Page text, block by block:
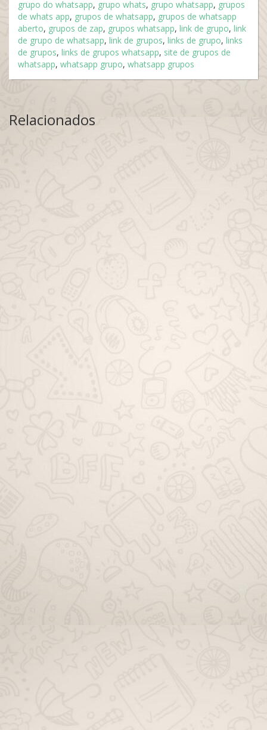
grupo do whatsapp, grupo whats, grupo whatsapp, grupos
de whats app, grupos de whatsapp, grupos de whatsapp
aberto, grupos de zap, grupos whatsapp, link de grupo, link
de grupo de whatsapp, link de grupos, links de grupo, links
de grupos, links de grupos whatsapp, site de grupos de
whatsapp, whatsapp grupo, whatsapp grupos
Relacionados